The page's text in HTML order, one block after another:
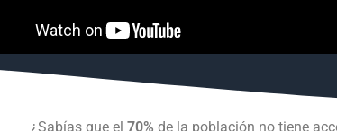
¿Sabías que el 70% de la población no tiene